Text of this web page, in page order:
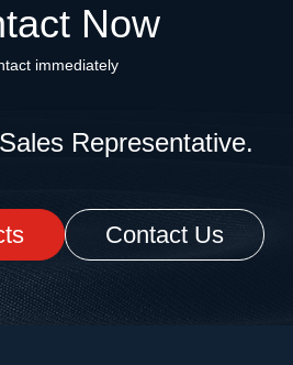
Now
immediately
Representative.
Contact Us